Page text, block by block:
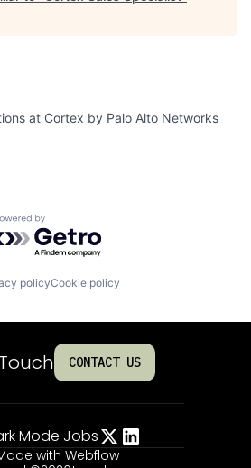
at Cortex by Palo Alto Networks
by Getro.com
policyCookie policy
CONTACT US
Mode Jobs
with Webflow